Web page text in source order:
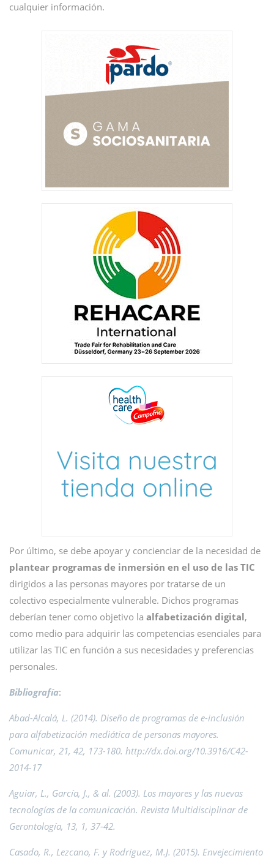
cualquier información.
Por último, se debe apoyar y concienciar de la necesidad de
plantear programas de inmersión en el uso de las TIC
dirigidos a las personas mayores por tratarse de un
colectivo especialmente vulnerable. Dichos programas
deberían tener como objetivo la alfabetización digital,
como medio para adquirir las competencias esenciales para
utilizar las TIC en función a sus necesidades y preferencias
personales.
Bibliografía:
Abad-Alcalá, L. (2014). Diseño de programas de e-inclusión
para alfabetización mediática de personas mayores.
Comunicar, 21, 42, 173-180. http://dx.doi.org/10.3916/C42-
2014-17
Aguiar, L., García, J., & al. (2003). Los mayores y las nuevas
tecnologías de la comunicación. Revista Multidisciplinar de
Gerontología, 13, 1, 37-42.
Casado, R., Lezcano, F. y Rodríguez, M.J. (2015). Envejecimiento